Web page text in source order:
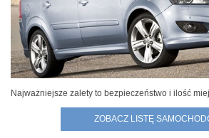
Najważniejsze zalety to bezpieczeństwo i ilość
ZOBACZ LISTĘ